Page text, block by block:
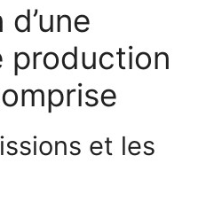
production
et les